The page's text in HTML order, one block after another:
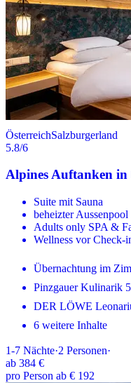
ÖsterreichSalzburgerland
5.8/6
Alpines Auftanken in
Suite mit Sauna
beheizter Aussenpool
Adults only SPA &
Wellness vor Check-
Übernachtung im
Pinzgauer Kulinarik
DER LÖWE
6 weitere Inhalte
1-7 Nächte·2 Personen·
ab 384 €
pro Person ab € 192